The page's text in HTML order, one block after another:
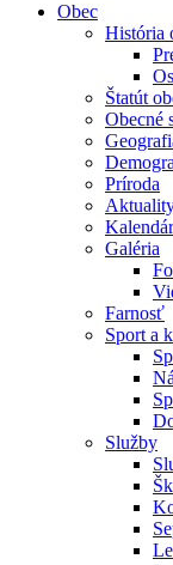
Obec
História
Štatút
Obecné
Príroda
Galéria
Farnosť
Sport a
Služby